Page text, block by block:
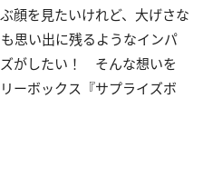
顔を見たいけれど、大げさな
思い出に残るようなインパ
がしたい！ そんな想いを
ーボックス『サプライズボ